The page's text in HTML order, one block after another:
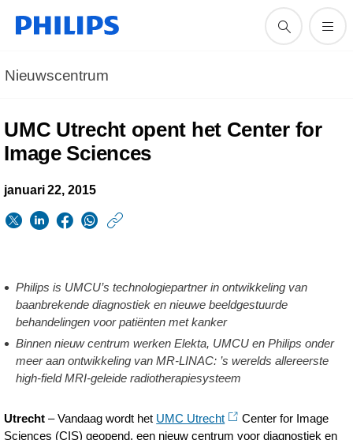
Nieuwscentrum
UMC Utrecht opent het Center for
Image Sciences
januari 22, 2015
Utrecht-
opent-
het-
Center-
Image-
Philips is UMCU’s technologiepartner in ontwikkeling van
baanbrekende diagnostiek en nieuwe beeldgestuurde
behandelingen voor patiënten met kanker
Binnen nieuw centrum werken Elekta, UMCU en Philips onder
meer aan ontwikkeling van MR-LINAC: ’s werelds allereerste
high-field MRI-geleide radiotherapiesysteem
Utrecht – Vandaag wordt het UMC Utrecht
Center for Image
Sciences (CIS) geopend, een nieuw centrum voor diagnostiek en